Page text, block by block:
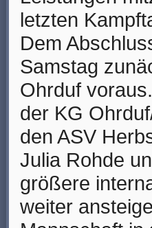
letzten
Dem
Samstag
Ohrduf
der KG
den ASV
Julia Rohde
größere
weiter